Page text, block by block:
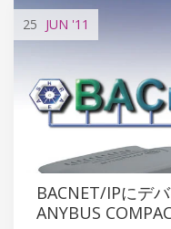
25 JUN '11
BACNET/IPにデ
ANYBUS